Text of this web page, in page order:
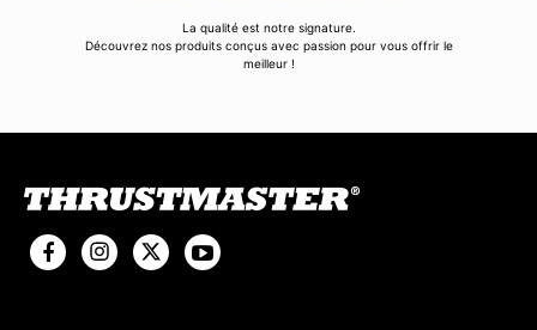
La qualité est notre signature.
Découvrez nos produits conçus avec passion pour vous offrir le
meilleur !